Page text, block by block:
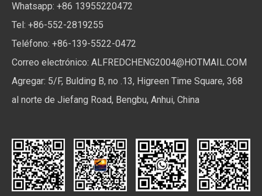
Whatsapp: +86 13955220472
Tel: +86-552-2819255
Teléfono: +86-139-5522-0472
Correo electrónico: ALFREDCHENG2004@HOTMAIL.COM
Agregar: 5/F, Bulding B, no .13, Higreen Time Square, 368
al norte de Jiefang Road, Bengbu, Anhui, China